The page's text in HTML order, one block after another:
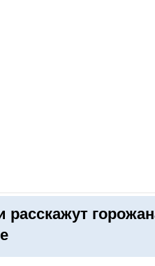
расскажут